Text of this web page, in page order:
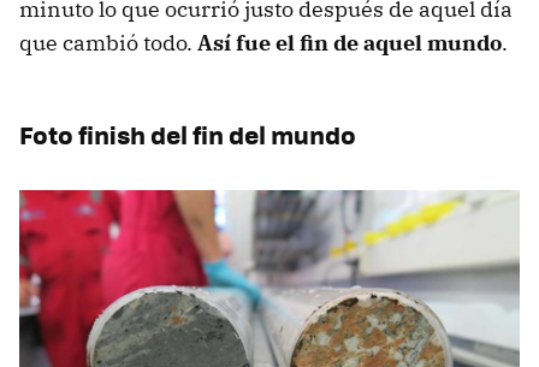
minuto lo que ocurrió justo después de aquel día
que cambió todo. Así fue el fin de aquel mundo.
Foto finish del fin del mundo